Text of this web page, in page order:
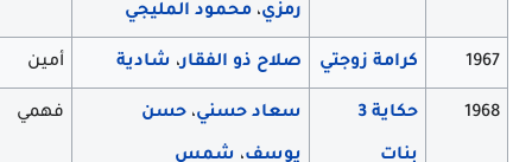
رمزي،محمود المليجي
1967 كرامة زوجتي صلاح ذو الفقار،شادية أمين
1968 حكاية 3
بنات
سعاد حسني،حسن
يوسف،شمس
فهمي